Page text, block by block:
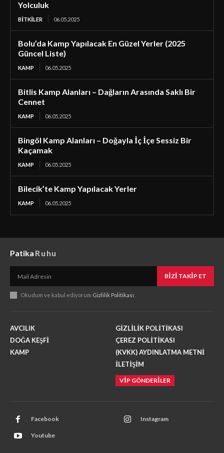
Yolculuk
BİTKİLER 06.05.2025
Bolu’da Kamp Yapılacak En Güzel Yerler (2025
Güncel Liste)
KAMP 06.05.2025
Bitlis Kamp Alanları – Dağların Arasında Saklı Bir
Cennet
KAMP 06.05.2025
Bingöl Kamp Alanları – Doğayla İç İçe Sessiz Bir
Kaçamak
KAMP 06.05.2025
Bilecik’te Kamp Yapılacak Yerler
KAMP 06.05.2025
Patika Ruhu
BIZI TAKIP ET
Okudum ve kabul ediyorum Gizlilik Politikası
AVCILIK
DOĞA KEŞFİ
KAMP
GİZLİLİK POLİTİKASI
ÇEREZ POLİTİKASI
(KVKK) AYDINLATMA METNİ
İLETİŞİM
VİP GÖNDERİLER
Facebook Instagram
Youtube